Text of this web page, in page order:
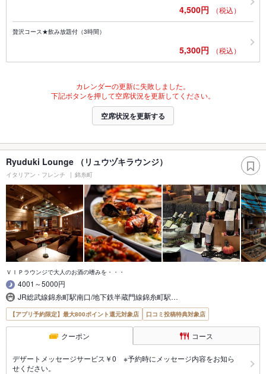
4,500円 （税込）
贅沢コース★飲み放題付（3時間）
5,300円 （税込）
カレンダーの更新に失敗しました。
下記ボタンを押して空席状況を更新してください。
空席状況を更新する
Ryuduki Lounge （リュウヅキラウンジ）
イタリアン・フレンチ 錦糸町
ＶＩＰラウンジで大人のお酒の嗜みを・・・
4001～5000円
JR総武線錦糸町駅南口/地下鉄半蔵門線錦糸町駅…
【アプリ予約限定】最大800ポイント還元対象店 口コミ投稿特典対象店
クーポン コース
デザートメッセージサービス￥0 ※予約時にメッセージ内容をお知ら
せください。